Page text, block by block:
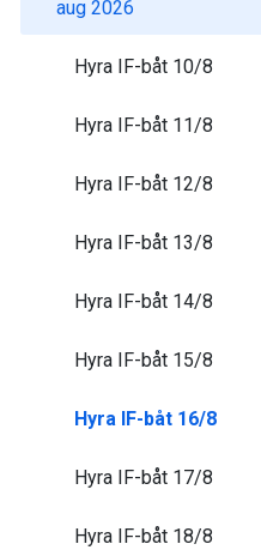
aug 2026
Hyra IF-båt 10/8
Hyra IF-båt 11/8
Hyra IF-båt 12/8
Hyra IF-båt 13/8
Hyra IF-båt 14/8
Hyra IF-båt 15/8
Hyra IF-båt 16/8
Hyra IF-båt 17/8
Hyra IF-båt 18/8